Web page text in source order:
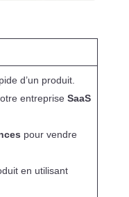
d’un produit.
entreprise SaaS
pour vendre
en utilisant